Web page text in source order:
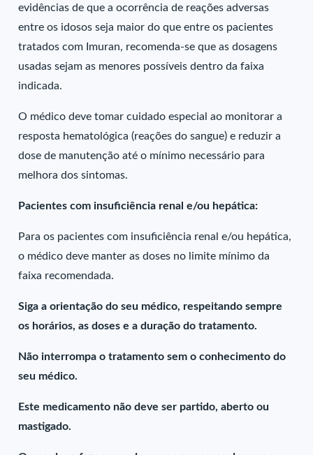
evidências de que a ocorrência de reações adversas
entre os idosos seja maior do que entre os pacientes
tratados com Imuran, recomenda-se que as dosagens
usadas sejam as menores possíveis dentro da faixa
indicada.
O médico deve tomar cuidado especial ao monitorar a
resposta hematológica (reações do sangue) e reduzir a
dose de manutenção até o mínimo necessário para
melhora dos sintomas.
Pacientes com insuficiência renal e/ou hepática:
Para os pacientes com insuficiência renal e/ou hepática,
o médico deve manter as doses no limite mínimo da
faixa recomendada.
Siga a orientação do seu médico, respeitando sempre
os horários, as doses e a duração do tratamento.
Não interrompa o tratamento sem o conhecimento do
seu médico.
Este medicamento não deve ser partido, aberto ou
mastigado.